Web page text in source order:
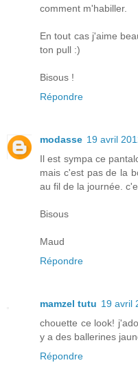
comment m'habiller.
En tout cas j'aime
ton pull :)
Bisous !
Répondre
modasse 19 avril
Il est sympa ce
mais c'est pas de la
au fil de la journée.
Bisous
Maud
Répondre
mamzel tutu 19 avril
chouette ce look!
y a des ballerines
Répondre